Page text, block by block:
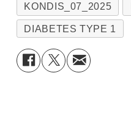
styrke
KONDIS_07_2025
DIABETES TYPE 1